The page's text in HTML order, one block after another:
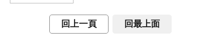
放
回上一頁 回最上面